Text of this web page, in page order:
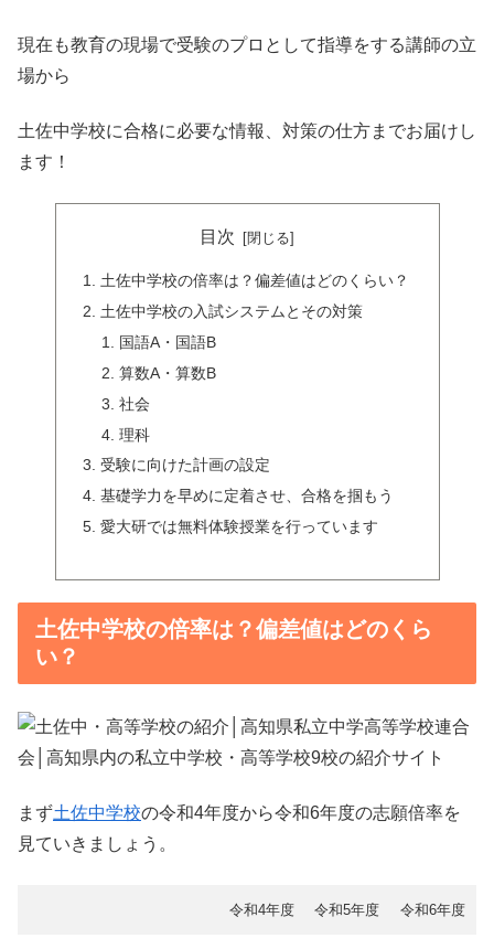
現在も教育の現場で受験のプロとして指導をする講師の立
場から
土佐中学校に合格に必要な情報、対策の仕方までお届けし
ます！
目次
土佐中学校の倍率は？偏差値はどのくらい？
土佐中学校の入試システムとその対策
国語A・国語B
算数A・算数B
社会
理科
受験に向けた計画の設定
基礎学力を早めに定着させ、合格を掴もう
愛大研では無料体験授業を行っています
土佐中学校の倍率は？偏差値はどのくら
い？
まず土佐中学校の令和4年度から令和6年度の志願倍率を
見ていきましょう。
令和4年度 令和5年度 令和6年度